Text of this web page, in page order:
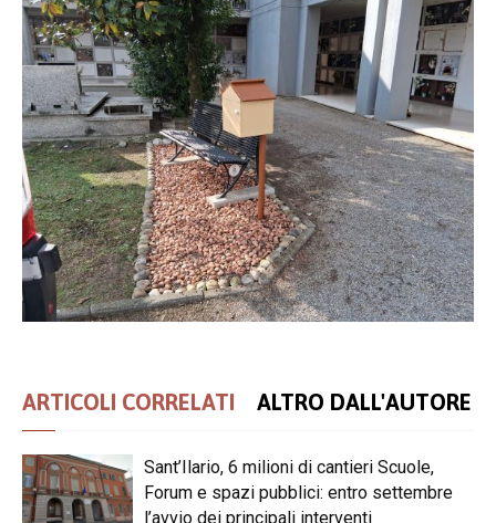
ARTICOLI CORRELATI ALTRO DALL'AUTORE
Sant’Ilario, 6 milioni di cantieri Scuole,
Forum e spazi pubblici: entro settembre
l’avvio dei principali interventi